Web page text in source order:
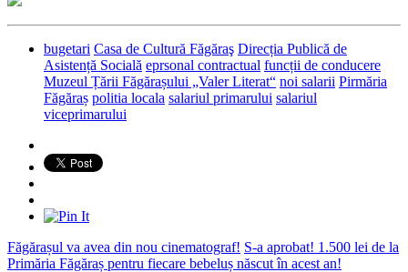
bugetari Casa de Cultură Făgăraş Direcția Publică de
Asistență Socială eprsonal contractual funcții de conducere
Muzeul Țării Făgărașului „Valer Literat“ noi salarii Pirmăria
Făgăraș politia locala salariul primarului salariul
viceprimarului
Făgărașul va avea din nou cinematograf! S-a aprobat! 1.500 lei de la
Primăria Făgăraș pentru fiecare bebeluș născut în acest an!